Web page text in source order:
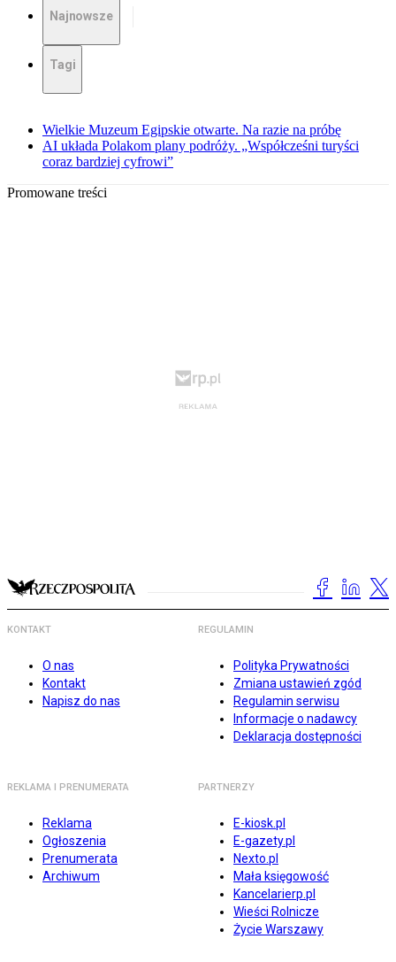
Najnowsze
Tagi
Wielkie Muzeum Egipskie otwarte. Na razie na próbę
AI układa Polakom plany podróży. „Współcześni turyści
coraz bardziej cyfrowi”
Promowane treści
KONTAKT
O nas
Kontakt
Napisz do nas
REGULAMIN
Polityka Prywatności
Zmiana ustawień zgód
Regulamin serwisu
Informacje o nadawcy
Deklaracja dostępności
REKLAMA I PRENUMERATA
Reklama
Ogłoszenia
Prenumerata
Archiwum
PARTNERZY
E-kiosk.pl
E-gazety.pl
Nexto.pl
Mała księgowość
Kancelarierp.pl
Wieści Rolnicze
Życie Warszawy